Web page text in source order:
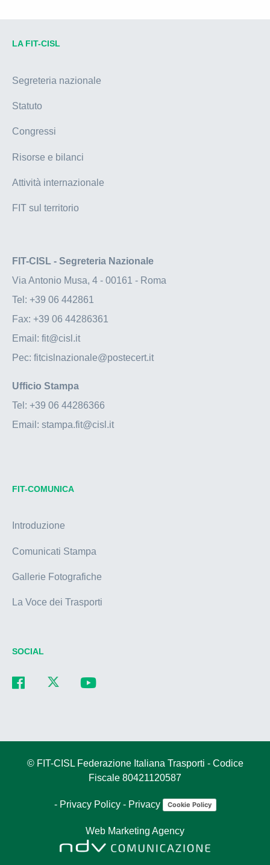
LA FIT-CISL
Segreteria nazionale
Statuto
Congressi
Risorse e bilanci
Attività internazionale
FIT sul territorio
FIT-CISL - Segreteria Nazionale
Via Antonio Musa, 4 - 00161 - Roma
Tel: +39 06 442861
Fax: +39 06 44286361
Email: fit@cisl.it
Pec: fitcislnazionale@postecert.it
Ufficio Stampa
Tel: +39 06 44286366
Email: stampa.fit@cisl.it
FIT-COMUNICA
Introduzione
Comunicati Stampa
Gallerie Fotografiche
La Voce dei Trasporti
SOCIAL
© FIT-CISL Federazione Italiana Trasporti - Codice
Fiscale 80421120587
- Privacy Policy - Privacy Cookie Policy
Web Marketing Agency